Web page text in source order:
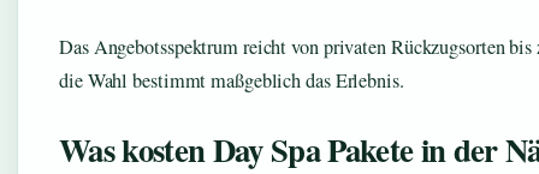
Das Angebotsspektrum reicht von privaten Rückzugsorten
die Wahl bestimmt maßgeblich das Erlebnis.
Was kosten Day Spa Pakete in der